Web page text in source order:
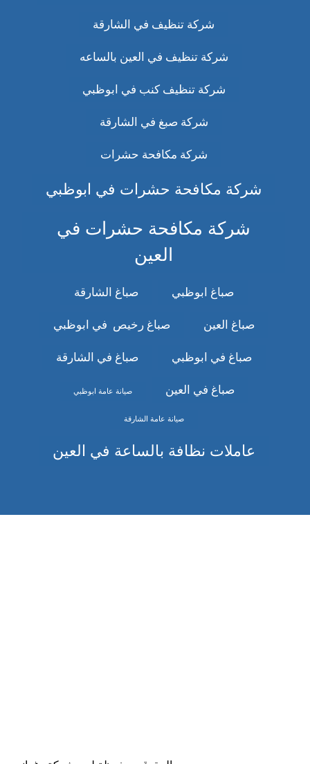
شركة تنظيف في الشارقة
شركة تنظيف في العين بالساعه
شركة تنظيف كنب في ابوظبي
شركة صبغ في الشارقة
شركة مكافحة حشرات
شركة مكافحة حشرات في ابوظبي
شركة مكافحة حشرات في
العين
صباغ ابوظبي صباغ الشارقة
صباغ العين صباغ رخيص في ابوظبي
صباغ في ابوظبي صباغ في الشارقة
صباغ في العين صيانة عامة ابوظبي
صيانة عامة الشارقة
عاملات نظافة بالساعة في العين